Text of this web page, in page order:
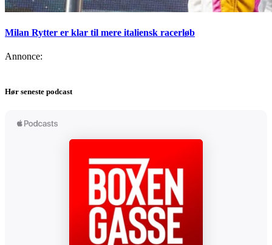
Milan Rytter er klar til mere italiensk racerløb
Annonce:
Hør seneste podcast